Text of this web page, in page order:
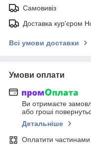
Самовивіз
Доставка кур'єром
Всі умови доставки
Умови оплати
Ви отримаєте
або гроші
Детальніше
Оплатити частинами